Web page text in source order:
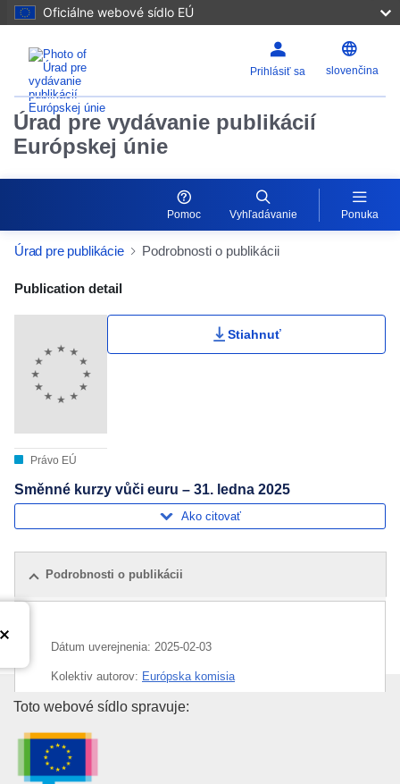
Oficiálne webové sídlo EÚ
Prihlásiť sa slovenčina
Úrad pre vydávanie publikácií
Európskej únie
Pomoc Vyhľadávanie Ponuka
Úrad pre publikácie Podrobnosti o publikácii
Publication Detail Actions Portlet
Publication detail
Právo EÚ
Stiahnuť
Směnné kurzy vůči euru – 31. ledna 2025
Ako citovať
Podrobnosti o publikácii
Dátum uverejnenia: 2025-02-03
Kolektiv autorov: Európska komisia
Oblasť: euro , peniaze, výmenný kurz
CELEX : C/2025/00031
ELI :C/2025/31/oj
Úrad pre vydávanie publikácií
Toto webové sídlo spravuje: